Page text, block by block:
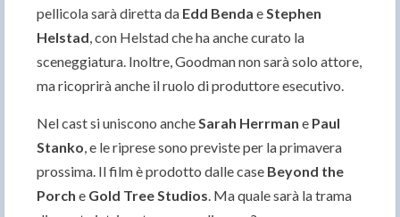
pellicola sarà diretta da Edd Benda e Stephen
Helstad , con Helstad che ha anche curato la
sceneggiatura. Inoltre, Goodman non sarà solo attore,
ma ricoprirà anche il ruolo di produttore esecutivo.
Nel cast si uniscono anche Sarah Herrman e Paul
Stanko , e le riprese sono previste per la primavera
prossima. Il film è prodotto dalle case Beyond the
Porch e Gold Tree Studios . Ma quale sarà la trama